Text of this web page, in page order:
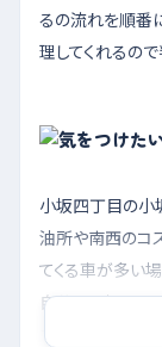
るの流れを順番
理してくれるの
小坂四丁目の小
油所や南西のコ
てくる車が多い
自分で見極める
なりやすい。本